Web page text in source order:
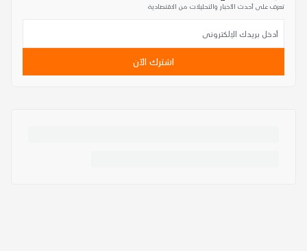
تعرف على أحدث الأخبار والتحليلات من الاقتصادية
اشترك الآن